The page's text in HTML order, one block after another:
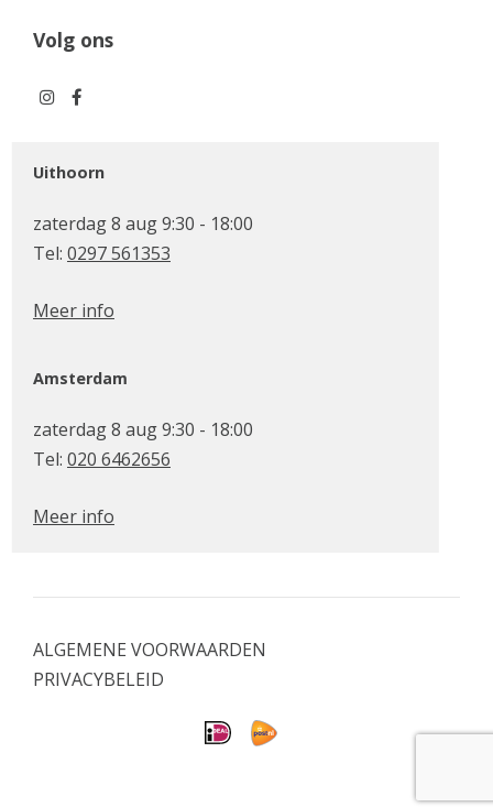
Volg ons
Uithoorn
zaterdag 8 aug 9:30 - 18:00
Tel: 0297 561353
Meer info
Amsterdam
zaterdag 8 aug 9:30 - 18:00
Tel: 020 6462656
Meer info
ALGEMENE VOORWAARDEN
PRIVACYBELEID